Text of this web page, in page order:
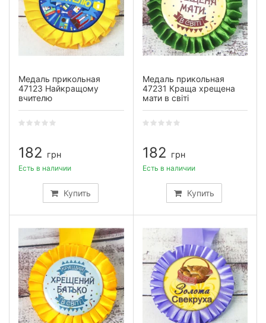
Медаль прикольная
47123 Найкращому
вчителю
182 грн
Купить
Есть в наличии
Медаль прикольная
47231 Краща хрещена
мати в світі
182 грн
Купить
Есть в наличии